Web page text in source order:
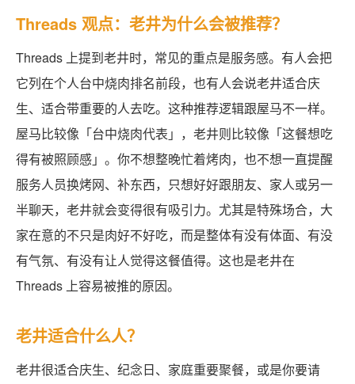
Threads 观点：老井为什么会被推荐？
Threads 上提到老井时，常见的重点是服务感。有人会把
它列在个人台中烧肉排名前段，也有人会说老井适合庆
生、适合带重要的人去吃。这种推荐逻辑跟屋马不一样。
屋马比较像「台中烧肉代表」，老井则比较像「这餐想吃
得有被照顾感」。你不想整晚忙着烤肉，也不想一直提醒
服务人员换烤网、补东西，只想好好跟朋友、家人或另一
半聊天，老井就会变得很有吸引力。尤其是特殊场合，大
家在意的不只是肉好不好吃，而是整体有没有体面、有没
有气氛、有没有让人觉得这餐值得。这也是老井在
Threads 上容易被推的原因。
老井适合什么人？
老井很适合庆生、纪念日、家庭重要聚餐，或是你要请